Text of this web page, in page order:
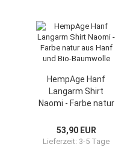
HempAge Hanf
Langarm Shirt
Naomi - Farbe natur
Baumwolle
53,90 EUR
Lieferzeit: 3-5 Tage